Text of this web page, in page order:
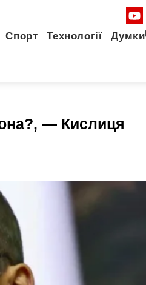
Спорт Технології Думки
— Кислиця